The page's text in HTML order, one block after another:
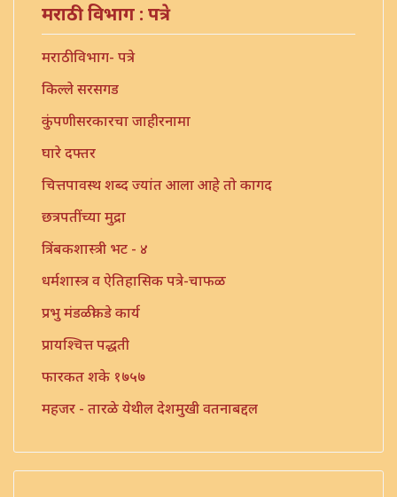
मराठी विभाग : पत्रे
मराठी विभाग- पत्रे
किल्ले सरसगड
कुंपणीसरकारचा जाहीरनामा
घारे दफ्तर
चित्तपावस्थ शब्द ज्यांत आला आहे तो कागद
छत्रपतींच्या मुद्रा
त्रिंबकशास्त्री भट - ४
धर्मशास्त्र व ऐतिहासिक पत्रे-चाफळ
प्रभु मंडळीकडे कार्य
प्रायश्चित्त पद्धती
फारकत शके १७५७
महजर - तारळे येथील देशमुखी वतनाबद्दल
मौजी पत्रिका